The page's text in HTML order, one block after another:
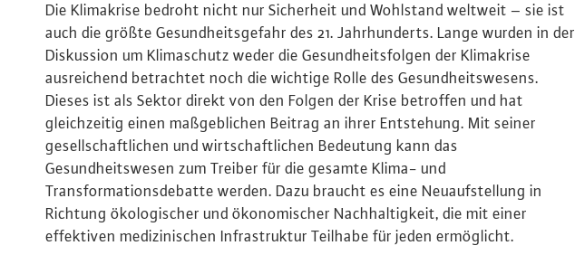
Die Klimakrise bedroht nicht nur Sicherheit und Wohlstand weltweit – sie ist
auch die größte Gesundheitsgefahr des 21. Jahrhunderts. Lange wurden in der
Diskussion um Klimaschutz weder die Gesundheitsfolgen der Klimakrise
ausreichend betrachtet noch die wichtige Rolle des Gesundheitswesens.
Dieses ist als Sektor direkt von den Folgen der Krise betroffen und hat
gleichzeitig einen maßgeblichen Beitrag an ihrer Entstehung. Mit seiner
gesellschaftlichen und wirtschaftlichen Bedeutung kann das
Gesundheitswesen zum Treiber für die gesamte Klima- und
Transformationsdebatte werden. Dazu braucht es eine Neuaufstellung in
Richtung ökologischer und ökonomischer Nachhaltigkeit, die mit einer
effektiven medizinischen Infrastruktur Teilhabe für jeden ermöglicht.